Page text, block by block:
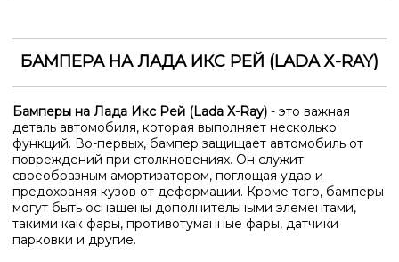
БАМПЕРА НА ЛАДА ИКС РЕЙ (LADA X-RAY)
Бамперы на Лада Икс Рей (Lada X-Ray) - это важная
деталь автомобиля, которая выполняет несколько
функций. Во-первых, бампер защищает автомобиль от
повреждений при столкновениях. Он служит
своеобразным амортизатором, поглощая удар и
предохраняя кузов от деформации. Кроме того, бамперы
могут быть оснащены дополнительными элементами,
такими как фары, противотуманные фары, датчики
парковки и другие.